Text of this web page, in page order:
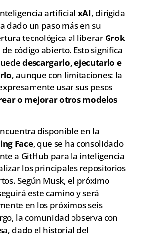
artificial xAI, dirigida
dado un paso más en su
tecnológica al liberar Grok
código abierto. Esto significa
descargarlo, ejecutarlo e
, aunque con limitaciones: la
usar sus pesos
o mejorar otros modelos
disponible en la
Face, que se ha consolidado
a GitHub para la inteligencia
los principales repositorios
Según Musk, el próximo
este camino y será
en los próximos seis
la comunidad observa con
dado el historial del